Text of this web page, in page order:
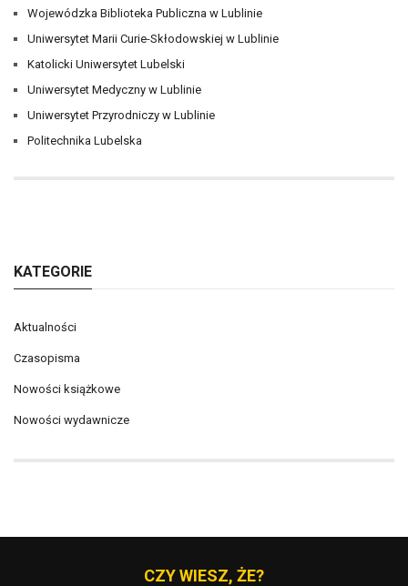
Wojewódzka Biblioteka Publiczna w Lublinie
Uniwersytet Marii Curie-Skłodowskiej w Lublinie
Katolicki Uniwersytet Lubelski
Uniwersytet Medyczny w Lublinie
Uniwersytet Przyrodniczy w Lublinie
Politechnika Lubelska
KATEGORIE
Aktualności
Czasopisma
Nowości książkowe
Nowości wydawnicze
CZY WIESZ, ŻE?